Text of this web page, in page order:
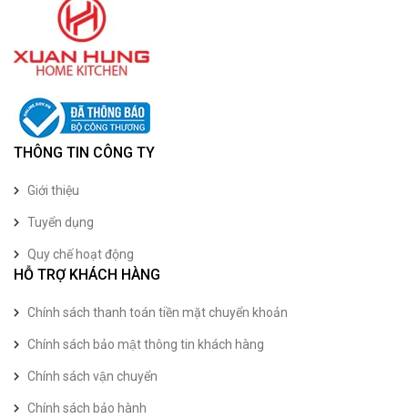
THÔNG TIN CÔNG TY
Giới thiệu
Tuyển dụng
Quy chế hoạt động
HỖ TRỢ KHÁCH HÀNG
Chính sách thanh toán tiền mặt chuyển khoản
Chính sách bảo mật thông tin khách hàng
Chính sách vận chuyển
Chính sách bảo hành